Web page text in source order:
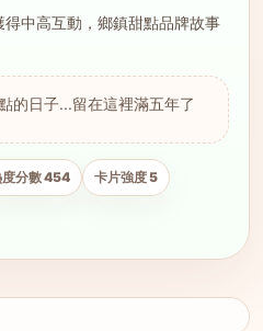
中高互動，鄉鎮甜點品牌故事
的日子...留在這裡滿五年了
度分數 454 卡片強度 5